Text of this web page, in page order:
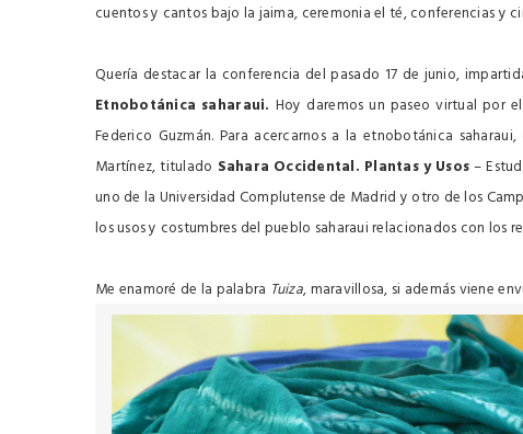
cuentos y cantos bajo la jaima, ceremonia el té, conferencias y
Quería destacar la conferencia del pasado 17 de junio,
Etnobotánica saharaui. Hoy daremos un paseo virtual por
Federico Guzmán. Para acercarnos a la etnobotánica
Martínez, titulado Sahara Occidental. Plantas y Usos–
uno de la Universidad Complutense de Madrid y otro de los
los usos y costumbres del pueblo saharaui relacionados con los
Me enamoré de la palabra Tuiza, maravillosa, si además viene